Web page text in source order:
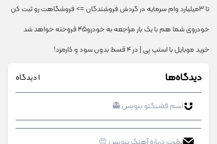
تا 3میلیارد وام سرمایه در گردش فروشندگان => فروشگاهت رو ثبت کن
خودروی شما هم با یک بار مراجعه به خودرو45 فروخته خواهد شد
خرید موبایل با اسنپ پی | در ۴ قسط بدون سود و کارمزد!
دیدگاه‌ها 1 دیدگاه